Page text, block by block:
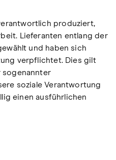
produziert,
Lieferanten entlang der
und haben sich
verpflichtet. Dies gilt
sogenannter
soziale Verantwortung
einen ausführlichen